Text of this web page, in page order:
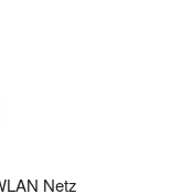
Netz